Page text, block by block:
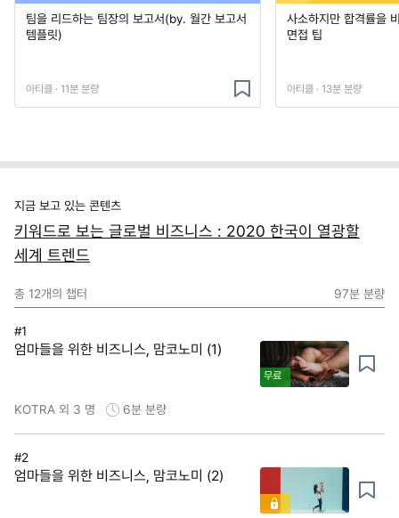
팀을 리드하는 팀장의 보고서(by. 월간 보고서
템플릿)
아티클 · 11분 분량
사소하지만 합격률을
면접 팁
아티클 · 13분 분량
지금 보고 있는 콘텐츠
키워드로 보는 글로벌 비즈니스 : 2020 한국이 열광할
세계 트렌드
총 12개의 챕터 97분 분량
#1
엄마들을 위한 비즈니스, 맘코노미 (1)
무료
KOTRA 외 3 명 6분 분량
#2
엄마들을 위한 비즈니스, 맘코노미 (2)